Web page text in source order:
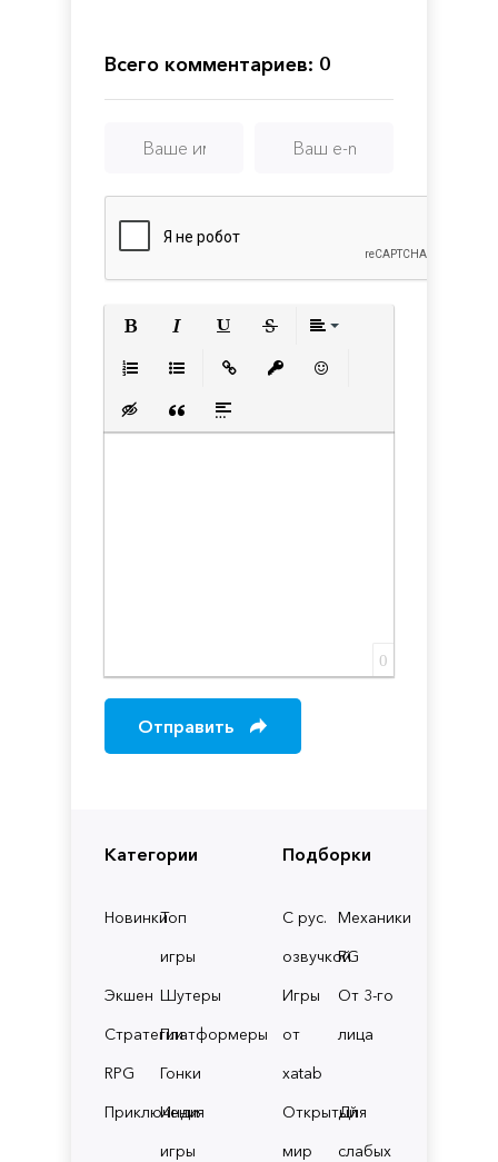
Категории
НовинкиТоп
игры
Экшен Шутеры
СтратегииПлатформеры
RPG
Гонки
Приключения
Инди
игры
Подборки
С рус.
озвучкой
Механики
RG
Игры
от
xatab
От 3-го
лица
Открытый
мир
Для
слабых
STORM
CONNECTIONS
Cowabunga
Collection
Всего комментариев: 0
Вставка скрытого текста
Вставка цитаты
Вставка спойлера
0
Отправить